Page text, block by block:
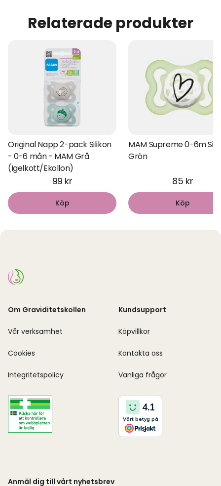
Relaterade produkter
Original Napp 2-pack Silikon
- 0-6 mån - MAM Grå
(Igelkott/Ekollon)
99 kr
Köp
MAM Supreme 0-6m
Grön
85 kr
Köp
Om Graviditetskollen
Vår verksamhet
Cookies
Integritetspolicy
Kundsupport
Köpvillkor
Kontakta oss
Vanliga frågor
Anmäl dig till vårt nyhetsbrev